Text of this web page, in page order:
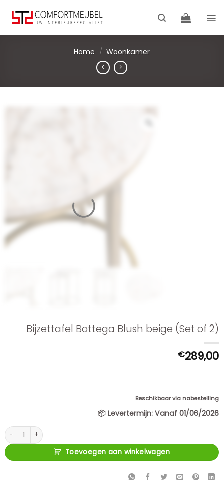
content
Home / Woonkamer
Bijzettafel Bottega Blush beige (Set of 2)
€289,00
Beschikbaar via nabestelling
📦 Levertermijn: Vanaf 01/06/2026
Bijzettafel Bottega Blush beige (Set of 2) aantal
Toevoegen aan winkelwagen